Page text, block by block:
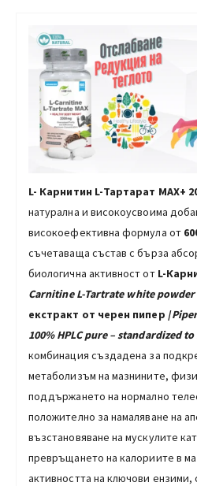
L- Карнитин L-Тартарат МАХ+
натурална и високoусвоима
високоефективна формула от
съчетаваща състав с бърза
биологична активност от L-
Carnitine L-Tartrate white powder
екстракт от черен пипер /
100% HPLC pure – standardized
комбинация създадена за
метаболизъм на мазнините,
поддържането на нормално
положително за намаляване на
възстановяване на мускулите
превръщането на калориите в
активността на ключови ензими,